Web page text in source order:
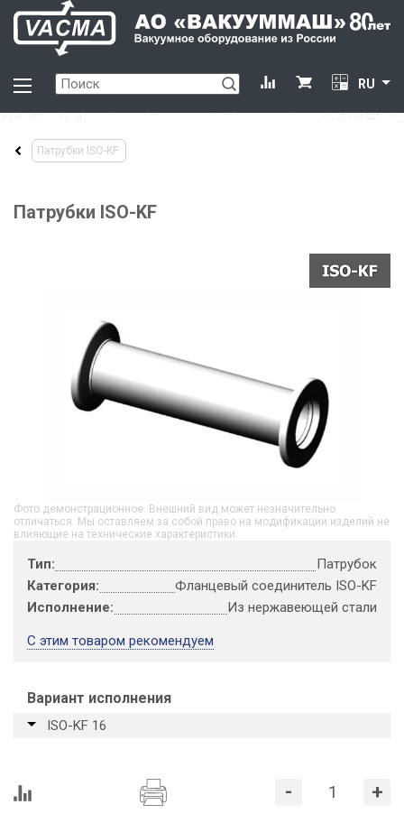
RU
Патрубки ISO-KF
Патрубки ISO-KF
Фото демонстрационное. Внешний вид может незначительно
отличаться. Мы оставляем за собой право на модификации изделий не
влияющие на технические характеристики.
Тип:
Патрубок
Категория:
Фланцевый соединитель ISO-KF
Исполнение:
Из нержавеющей стали
С этим товаром рекомендуем
Вариант исполнения
ISO-KF 16
- +